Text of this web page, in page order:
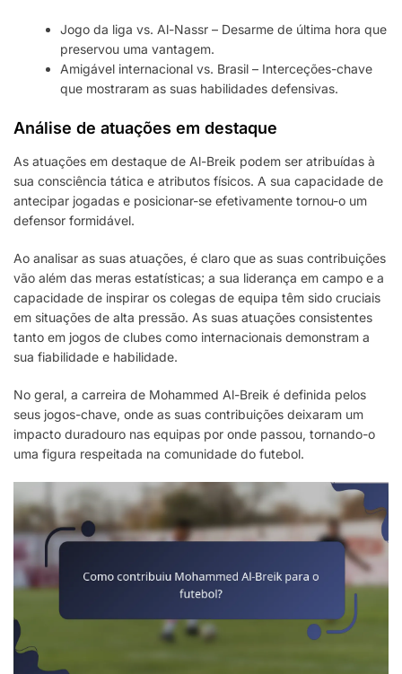
Jogo da liga vs. Al-Nassr – Desarme de última hora que
preservou uma vantagem.
Amigável internacional vs. Brasil – Interceções-chave
que mostraram as suas habilidades defensivas.
Análise de atuações em destaque
As atuações em destaque de Al-Breik podem ser atribuídas à
sua consciência tática e atributos físicos. A sua capacidade de
antecipar jogadas e posicionar-se efetivamente tornou-o um
defensor formidável.
Ao analisar as suas atuações, é claro que as suas contribuições
vão além das meras estatísticas; a sua liderança em campo e a
capacidade de inspirar os colegas de equipa têm sido cruciais
em situações de alta pressão. As suas atuações consistentes
tanto em jogos de clubes como internacionais demonstram a
sua fiabilidade e habilidade.
No geral, a carreira de Mohammed Al-Breik é definida pelos
seus jogos-chave, onde as suas contribuições deixaram um
impacto duradouro nas equipas por onde passou, tornando-o
uma figura respeitada na comunidade do futebol.